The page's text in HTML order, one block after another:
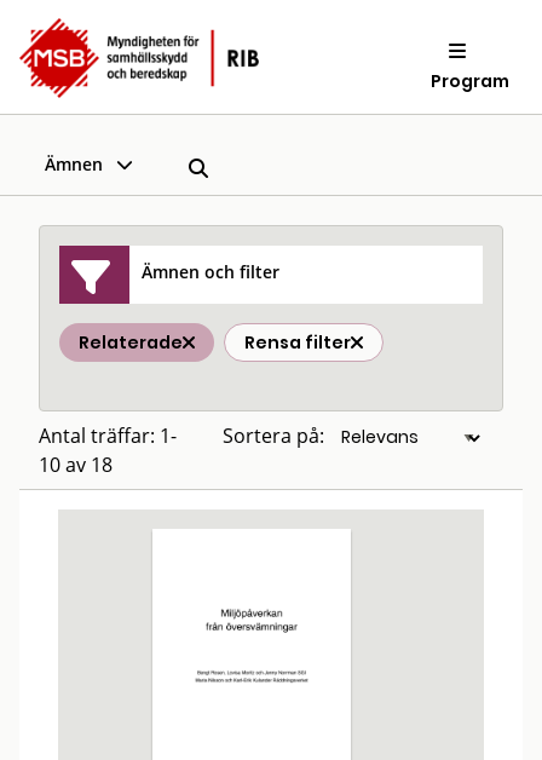
Program
Ämnen
Ämnen och filter
Relaterade Rensa filter
Antal träffar: 1-
10 av 18
Sortera på: